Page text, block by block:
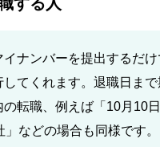
イナンバーを提出するだ
してくれます。退職日ま
の転職、例えば「10月10
」などの場合も同様です。